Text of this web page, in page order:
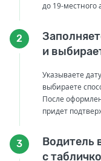
до 19-местного
2
и
Указываете
выбираете
После
придет
3
Водитель
с